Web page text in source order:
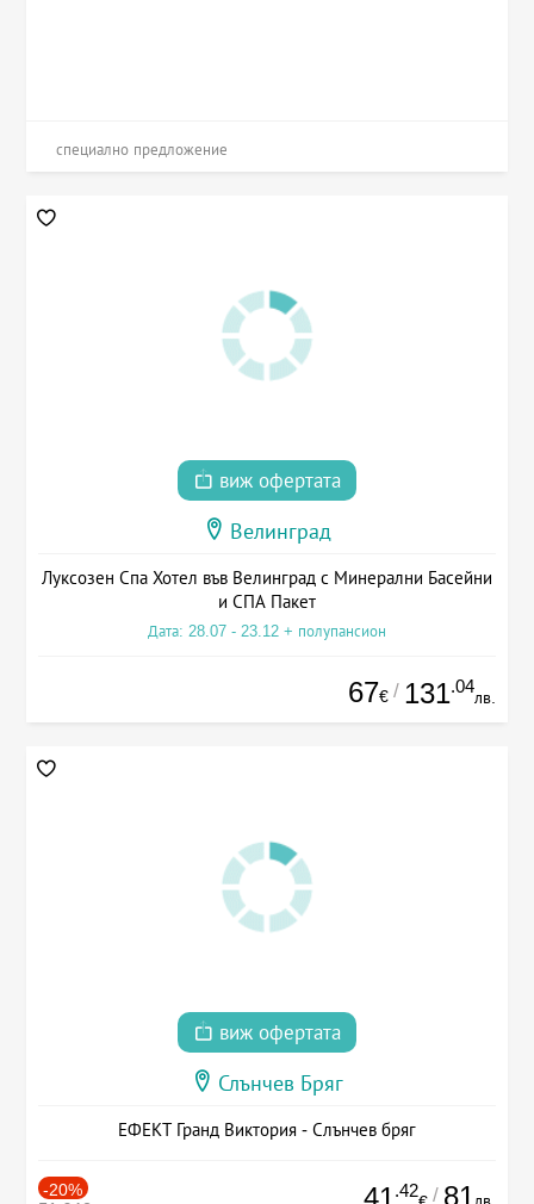
специално предложение
виж офертата
Велинград
Луксозен Спа Хотел във Велинград с Минерални Басейни
и СПА Пакет
Дата: 28.07 - 23.12 + полупансион
67€ / 131.04
лв.
виж офертата
Слънчев Бряг
ЕФЕКТ Гранд Виктория - Слънчев бряг
-20% 41 .42 / 81